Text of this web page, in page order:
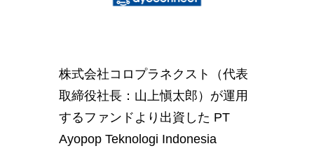
株式会社コロプラネクスト（代表
取締役社長：山上愼太郎）が運用
するファンドより出資した PT
Ayopop Teknologi Indonesia